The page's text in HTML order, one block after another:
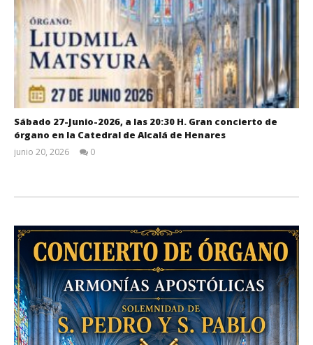
Sábado 27-Junio-2026, a las 20:30 H. Gran concierto de
órgano en la Catedral de Alcalá de Henares
junio 20, 2026
0